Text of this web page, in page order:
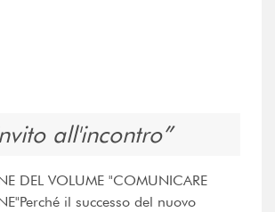
all'incontro
DEL VOLUME "COMUNICARE
il successo del nuovo